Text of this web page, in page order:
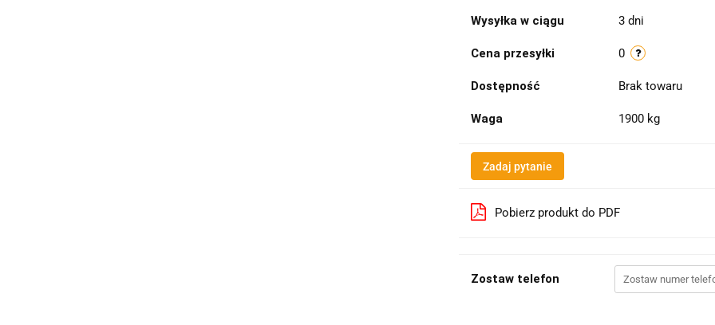
Wysyłka w ciągu 3 dni
Cena przesyłki 0
Dostępność Brak towaru
Waga 1900 kg
Zadaj pytanie
Pobierz produkt do PDF
Zostaw telefon